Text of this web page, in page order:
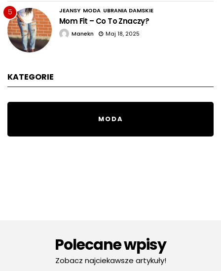
5 JEANSY MODA UBRANIA DAMSKIE
Mom Fit – Co To Znaczy?
Manekn Maj 18, 2025
KATEGORIE
MODA
Polecane wpisy
Zobacz najciekawsze artykuły!